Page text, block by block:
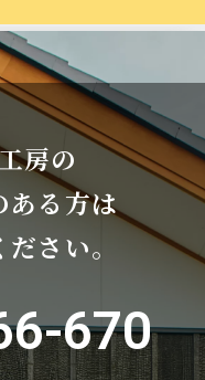
房の
ある方は
さい。
670